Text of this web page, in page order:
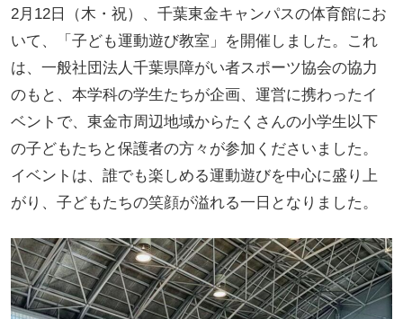
2月12日（木・祝）、千葉東金キャンパスの体育館にお
いて、「子ども運動遊び教室」を開催しました。これ
は、一般社団法人千葉県障がい者スポーツ協会の協力
のもと、本学科の学生たちが企画、運営に携わったイ
ベントで、東金市周辺地域からたくさんの小学生以下
の子どもたちと保護者の方々が参加くださいました。
イベントは、誰でも楽しめる運動遊びを中心に盛り上
がり、子どもたちの笑顔が溢れる一日となりました。